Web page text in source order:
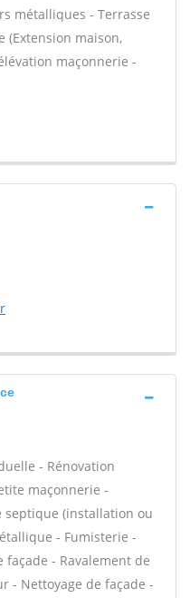
métalliques - Terrasse
(Extension maison,
maçonnerie -
- Rénovation
maçonnerie -
septique (installation ou
- Fumisterie -
façade - Ravalement de
- Nettoyage de façade -